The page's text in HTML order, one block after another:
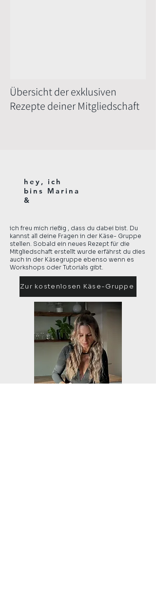
Übersicht der exklusiven
Rezepte deiner Mitgliedschaft
hey, ich
bins Marina
&
ich freu mich rießig , dass du dabei bist. Du
kannst all deine Fragen in der Käse- Gruppe
stellen. Sobald ein neues Rezept für die
Mitgliedschaft erstellt wurde erfährst du dies
auch in der Käsegruppe ebenso wenn es
Workshops oder Tutorials gibt.
Zur kostenlosen Käse-Gruppe